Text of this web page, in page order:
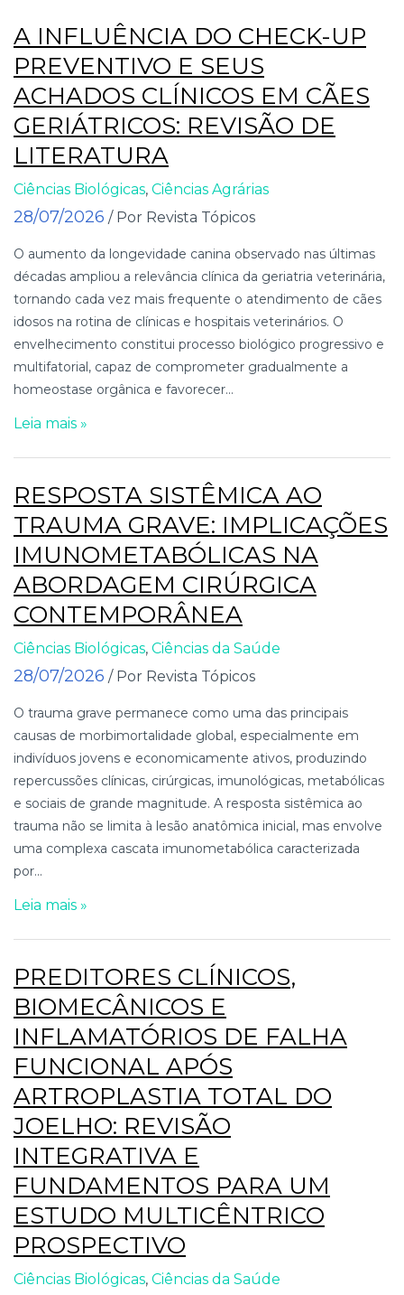
A INFLUÊNCIA DO CHECK-UP
PREVENTIVO E SEUS
ACHADOS CLÍNICOS EM CÃES
GERIÁTRICOS: REVISÃO DE
LITERATURA
Ciências Biológicas, Ciências Agrárias
28/07/2026 / Por Revista Tópicos
O aumento da longevidade canina observado nas últimas
décadas ampliou a relevância clínica da geriatria veterinária,
tornando cada vez mais frequente o atendimento de cães
idosos na rotina de clínicas e hospitais veterinários. O
envelhecimento constitui processo biológico progressivo e
multifatorial, capaz de comprometer gradualmente a
homeostase orgânica e favorecer...
Leia mais »
RESPOSTA SISTÊMICA AO
TRAUMA GRAVE: IMPLICAÇÕES
IMUNOMETABÓLICAS NA
ABORDAGEM CIRÚRGICA
CONTEMPORÂNEA
Ciências Biológicas, Ciências da Saúde
28/07/2026 / Por Revista Tópicos
O trauma grave permanece como uma das principais
causas de morbimortalidade global, especialmente em
indivíduos jovens e economicamente ativos, produzindo
repercussões clínicas, cirúrgicas, imunológicas, metabólicas
e sociais de grande magnitude. A resposta sistêmica ao
trauma não se limita à lesão anatômica inicial, mas envolve
uma complexa cascata imunometabólica caracterizada
por...
Leia mais »
PREDITORES CLÍNICOS,
BIOMECÂNICOS E
INFLAMATÓRIOS DE FALHA
FUNCIONAL APÓS
ARTROPLASTIA TOTAL DO
JOELHO: REVISÃO
INTEGRATIVA E
FUNDAMENTOS PARA UM
ESTUDO MULTICÊNTRICO
PROSPECTIVO
Ciências Biológicas, Ciências da Saúde